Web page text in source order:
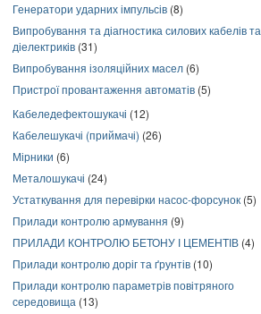
Генератори ударних імпульсів (8)
Випробування та діагностика силових кабелів та
діелектриків (31)
Випробування ізоляційних масел (6)
Пристрої провантаження автоматів (5)
Кабеледефектошукачі (12)
Кабелешукачі (приймачі) (26)
Мірники (6)
Металошукачі (24)
Устаткування для перевірки насос-форсунок (5)
Прилади контролю армування (9)
ПРИЛАДИ КОНТРОЛЮ БЕТОНУ І ЦЕМЕНТІВ (4)
Прилади контролю доріг та ґрунтів (10)
Прилади контролю параметрів повітряного
середовища (13)